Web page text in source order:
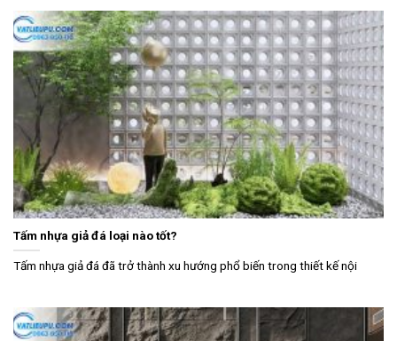
Tấm nhựa giả đá loại nào tốt?
Tấm nhựa giả đá đã trở thành xu hướng phổ biến trong thiết kế nội